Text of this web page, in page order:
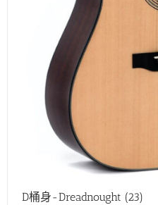
D桶身-Dreadnought (23)